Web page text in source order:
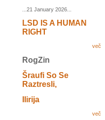
...21 January 2026...
LSD IS A HUMAN
RIGHT
več
RogZin
Šraufi So Se
Raztresli,
Ilirija
več